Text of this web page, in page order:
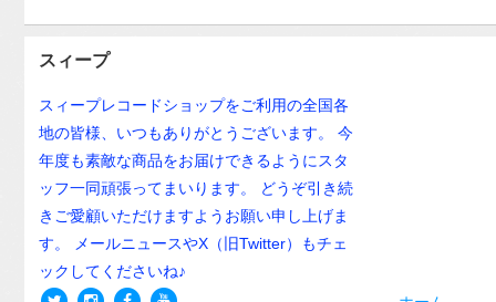
スィープ
スィープレコードショップをご利用の全国各
地の皆様、いつもありがとうございます。 今
年度も素敵な商品をお届けできるようにスタ
ッフ一同頑張ってまいります。 どうぞ引き続
きご愛顧いただけますようお願い申し上げま
す。 メールニュースやX（旧Twitter）もチェ
ックしてくださいね♪